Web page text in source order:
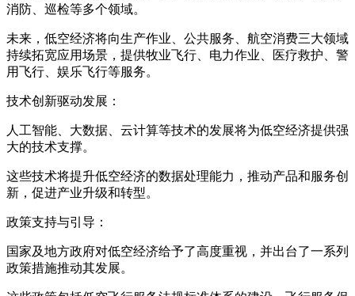
消防、巡检等多个领域。
未来，低空经济将向生产作业、公共服务、航空消费三大领域
持续拓宽应用场景，提供牧业飞行、电力作业、医疗救护、警
用飞行、娱乐飞行等服务。
技术创新驱动发展：
人工智能、大数据、云计算等技术的发展将为低空经济提供强
大的技术支撑。
这些技术将提升低空经济的数据处理能力，推动产品和服务创
新，促进产业升级和转型。
政策支持与引导：
国家及地方政府对低空经济给予了高度重视，并出台了一系列
政策措施推动其发展。